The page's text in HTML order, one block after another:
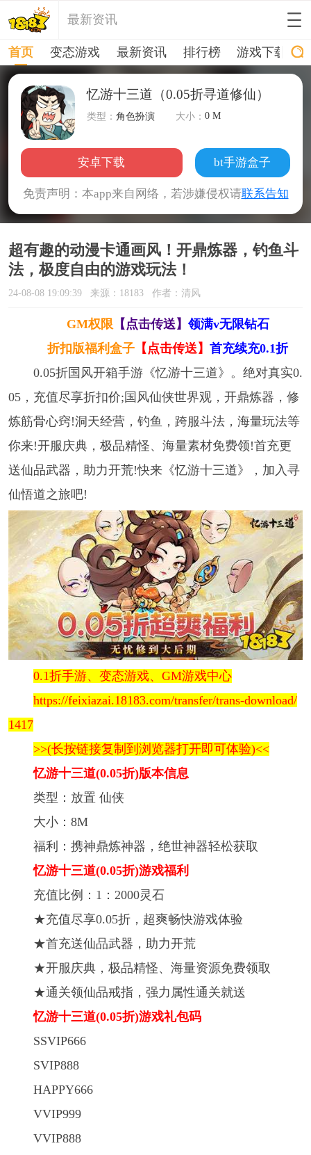
最新资讯
首页 变态游戏 最新资讯 排行榜 游戏下载
忆游十三道（0.05折寻道修仙）
类型：角色扮演 大小：0 M
安卓下载 bt手游盒子
免责声明：本app来自网络，若涉嫌侵权请联系告知
超有趣的动漫卡通画风！开鼎炼器，钓鱼斗
法，极度自由的游戏玩法！
24-08-08 19:09:39 来源：18183 作者：清风
GM权限 【点击传送】 领满v无限钻石
折扣版福利盒子 【点击传送】首充续充0.1折
0.05折国风开箱手游《忆游十三道》。绝对真实0.
05，充值尽享折扣价;国风仙侠世界观，开鼎炼器，修
炼筋骨心窍!洞天经营，钓鱼，跨服斗法，海量玩法等
你来!开服庆典，极品精怪、海量素材免费领!首充更
送仙品武器，助力开荒!快来《忆游十三道》，加入寻
仙悟道之旅吧!
0.1折手游、变态游戏、GM游戏中心
https://feixiazai.18183.com/transfer/trans-download/
1417
>>(长按链接复制到浏览器打开即可体验)<<
忆游十三道(0.05折)版本信息
类型：放置 仙侠
大小：8M
福利：携神鼎炼神器，绝世神器轻松获取
忆游十三道(0.05折)游戏福利
充值比例：1：2000灵石
★充值尽享0.05折，超爽畅快游戏体验
★首充送仙品武器，助力开荒
★开服庆典，极品精怪、海量资源免费领取
★通关领仙品戒指，强力属性通关就送
忆游十三道(0.05折)游戏礼包码
SSVIP666
SVIP888
HAPPY666
VVIP999
VVIP888